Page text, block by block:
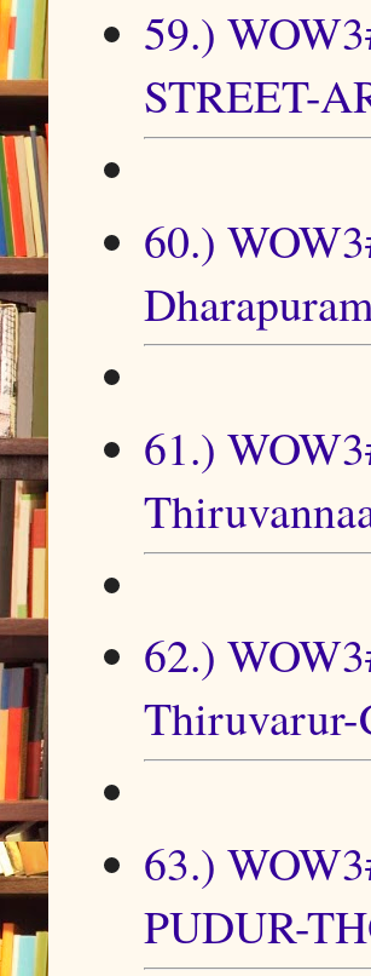
59.)
STREET-
60.)
61.)
62.)
63.)
PUDUR-